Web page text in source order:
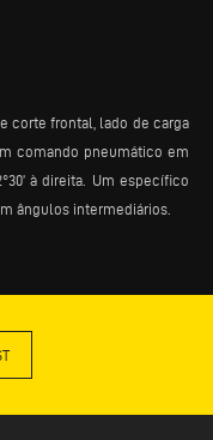
corte frontal, lado de carga
comando pneumático em
à direita. Um específico
ângulos intermediários.